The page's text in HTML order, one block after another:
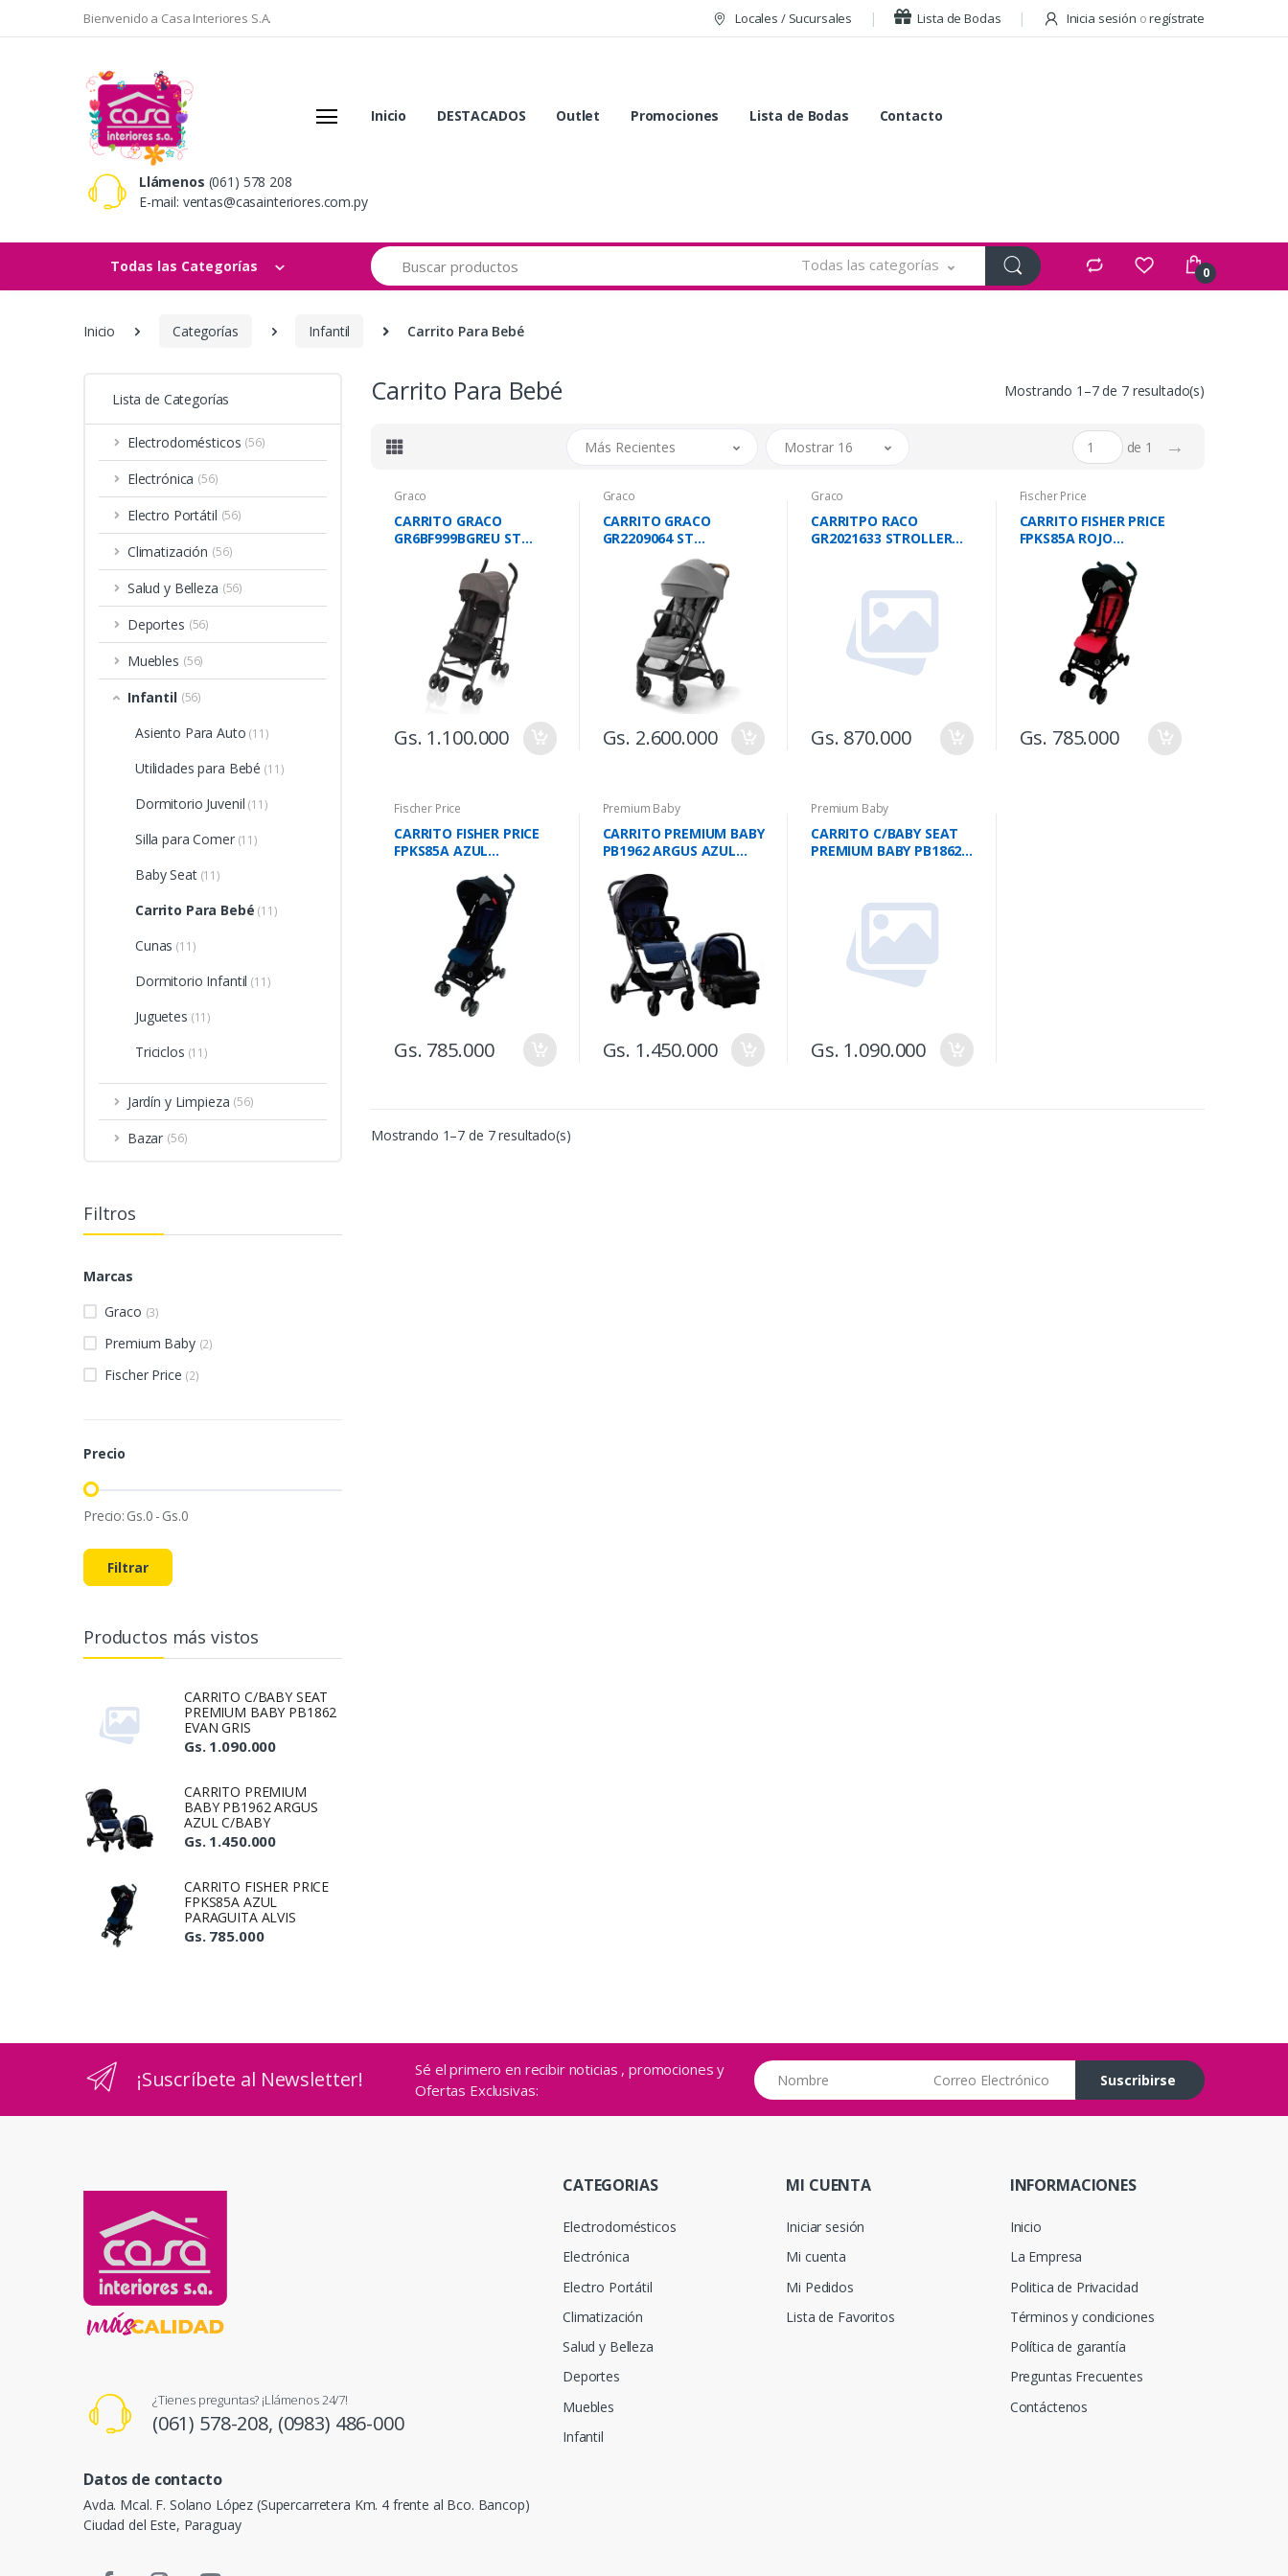
Bienvenido a Casa Interiores S.A. Locales / Sucursales Lista de Bodas Inicia sesión oregístrate
Inicio DESTACADOS Outlet Promociones Lista de Bodas Contacto
Llámenos (061) 578 208
E-mail: ventas@casainteriores.com.py
Todas las Categorías
Search Todas las categorías 0
Inicio Categorías Infantil Carrito Para Bebé
Lista de Categorías
Electrodomésticos (56)
Electrónica (56)
Electro Portátil (56)
Climatización (56)
Salud y Belleza (56)
Deportes (56)
Muebles (56)
Infantil (56)
Asiento Para Auto (11)
Utilidades para Bebé (11)
Dormitorio Juvenil (11)
Silla para Comer(11)
Baby Seat(11)
Carrito Para Bebé (11)
Cunas (11)
Dormitorio Infantil (11)
Juguetes (11)
Triciclos (11)
Jardín y Limpieza (56)
Bazar (56)
Filtros
Marcas
Graco (3)
Premium Baby (2)
Fischer Price (2)
Precio
Precio: Gs.0 - Gs.0
Filtrar
Productos más vistos
CARRITO C/BABY SEAT
PREMIUM BABY PB1862
EVAN GRIS
Gs. 1.090.000
CARRITO PREMIUM
BABY PB1962 ARGUS
AZUL C/BABY
Gs. 1.450.000
CARRITO FISHER PRICE
FPKS85A AZUL
PARAGUITA ALVIS
Gs. 785.000
Carrito Para Bebé Mostrando 1–7 de 7 resultado(s)
Más Recientes Mostrar 16 de 1 →
Graco
CARRITO GRACO
GR6BF999BGREU ST
TRAVELITE PARAGUITA
Gs. 1.100.000
Graco
CARRITO GRACO
GR2209064 ST
READY2JET KINGSTON
ULTRACOMP
Gs. 2.600.000
Graco
CARRITPO RACO
GR2021633 STROLLER
Gs. 870.000
Fischer Price
CARRITO FISHER PRICE
FPKS85A ROJO
Gs. 785.000
Fischer Price
CARRITO FISHER PRICE
FPKS85A AZUL
Gs. 785.000
Premium Baby
CARRITO PREMIUM BABY
PB1962 ARGUS AZUL
Gs. 1.450.000
Premium Baby
CARRITO C/BABY SEAT
PREMIUM BABY PB1862
Gs. 1.090.000
Mostrando 1–7 de 7 resultado(s)
¡Suscríbete al Newsletter!
Sé el primero en recibir noticias , promociones y
Ofertas Exclusivas:
Suscribirse
¿Tienes preguntas? ¡Llámenos 24/7!
(061) 578-208, (0983) 486-000
Datos de contacto
Avda. Mcal. F. Solano López (Supercarretera Km. 4 frente al Bco. Bancop)
Ciudad del Este, Paraguay
CATEGORIAS
Electrodomésticos
Electrónica
Electro Portátil
Climatización
Salud y Belleza
Deportes
Muebles
Infantil
MI CUENTA
Iniciar sesión
Mi cuenta
Mi Pedidos
Lista de Favoritos
INFORMACIONES
Inicio
La Empresa
Politica de Privacidad
Términos y condiciones
Política de garantía
Preguntas Frecuentes
Contáctenos